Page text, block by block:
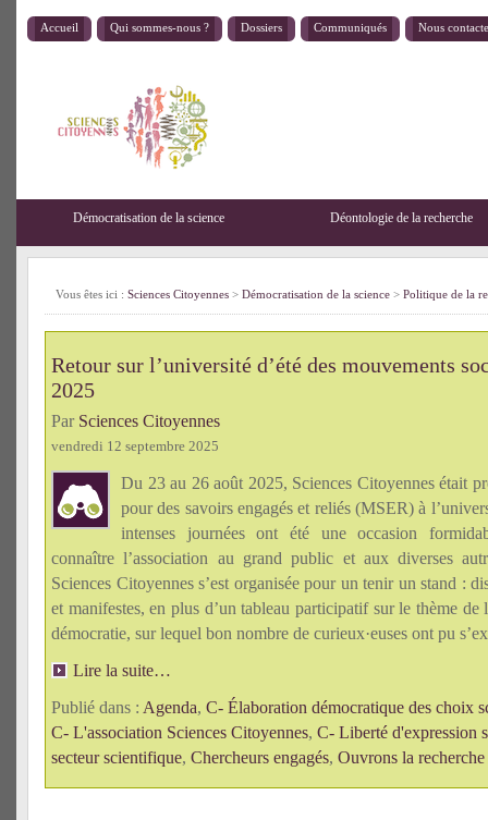
Accueil Qui sommes-nous ? Dossiers Communiqués Nous
Démocratisation de la science Déontologie de la recherche
Vous êtes ici : Sciences Citoyennes > Démocratisation de la science > Politique de la
Retour sur l’université d’été des mouvements
2025
Par Sciences Citoyennes
vendredi 12 septembre 2025
Du 23 au 26 août 2025, Sciences Citoyennes était
pour des savoirs engagés et reliés (MSER) à
intenses journées ont été une occasion
connaître l’association au grand public et aux diverses
Sciences Citoyennes s’est organisée pour un tenir un stand :
et manifestes, en plus d’un tableau participatif sur le thème de
démocratie, sur lequel bon nombre de curieux·euses ont pu
Lire la suite…
Publié dans : Agenda, C- Élaboration démocratique des choix
C- L'association Sciences Citoyennes, C- Liberté d'expression
secteur scientifique, Chercheurs engagés, Ouvrons la